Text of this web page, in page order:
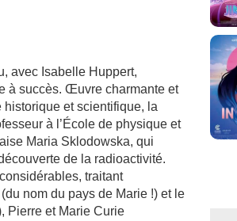
avec Isabelle Huppert,
à succès. Œuvre charmante et
historique et scientifique, la
à l’École de physique et
Maria Sklodowska, qui
de la radioactivité.
traitant
nom du pays de Marie !) et le
Pierre et Marie Curie